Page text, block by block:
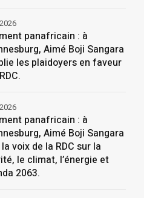
panafricain : à
Aimé Boji Sangara
les plaidoyers en faveur
panafricain : à
Aimé Boji Sangara
voix de la RDC sur la
le climat, l’énergie et
2063.